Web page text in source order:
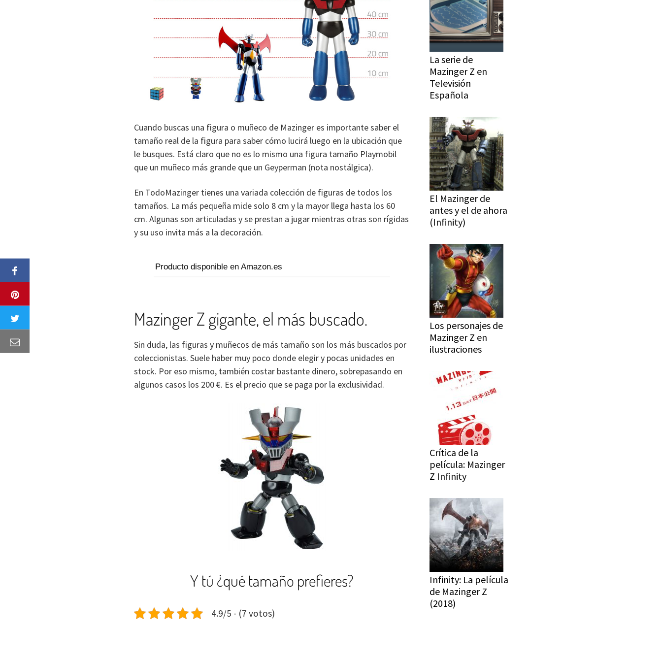
Cuando buscas una figura o muñeco de Mazinger es importante saber el
tamaño real de la figura para saber cómo lucirá luego en la ubicación que
le busques. Está claro que no es lo mismo una figura tamaño Playmobil
que un muñeco más grande que un Geyperman (nota nostálgica).
En TodoMazinger tienes una variada colección de figuras de todos los
tamaños. La más pequeña mide solo 8 cm y la mayor llega hasta los 60
cm. Algunas son articuladas y se prestan a jugar mientras otras son rígidas
y su uso invita más a la decoración.
Producto disponible en Amazon.es
Mazinger Z gigante, el más buscado.
Sin duda, las figuras y muñecos de más tamaño son los más buscados por
coleccionistas. Suele haber muy poco donde elegir y pocas unidades en
stock. Por eso mismo, también costar bastante dinero, sobrepasando en
algunos casos los 200 €. Es el precio que se paga por la exclusividad.
Y tú ¿qué tamaño prefieres?
4.9/5 - (7 votos)
La serie de
Mazinger Z en
Televisión
Española
El Mazinger de
antes y el de ahora
(Infinity)
Los personajes de
Mazinger Z en
ilustraciones
Crítica de la
película: Mazinger
Z Infinity
Infinity: La película
de Mazinger Z
(2018)